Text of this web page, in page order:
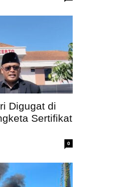
Digugat di
Sertifikat
0